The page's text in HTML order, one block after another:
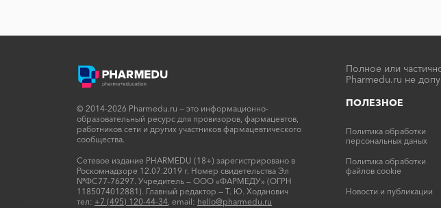
© 2014-2026 Pharmedu.ru — это информационно-
образовательный ресурс для провизоров, фармацевтов,
работников сети и других участников фармацевтического
сообщества.
Сетевое издание PHARMEDU (18+) зарегистрировано в
Роскомнадзоре 12.07.2019 г. Номер свидетельства Эл
№ФС77-76297. Учредитель — ООО «ФАРМЕДУ» (ОГРН
1185074012881). Главный редактор — Т. Ю. Ходанович
тел: +7 (495) 120-44-34, email: hello@pharmedu.ru
Полное или
Pharmedu.ru не
ПОЛЕЗНОЕ
Политика обработки
персональных даных
Политика обработки
файлов cookie
Новости и публикации